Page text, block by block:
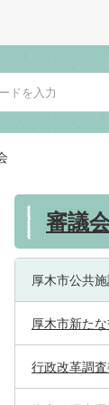
審議
厚木市公共
厚木市新た
行政改革調